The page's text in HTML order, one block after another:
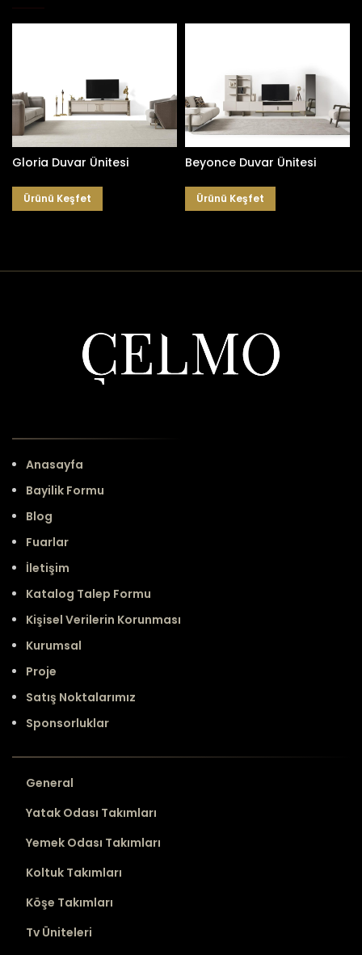
Gloria Duvar Ünitesi
Ürünü Keşfet
Beyonce Duvar Ünitesi
Ürünü Keşfet
Anasayfa
Bayilik Formu
Blog
Fuarlar
İletişim
Katalog Talep Formu
Kişisel Verilerin Korunması
Kurumsal
Proje
Satış Noktalarımız
Sponsorluklar
General
Yatak Odası Takımları
Yemek Odası Takımları
Koltuk Takımları
Köşe Takımları
Tv Üniteleri